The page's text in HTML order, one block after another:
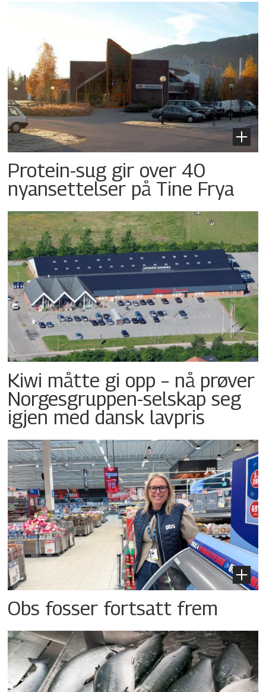
Protein-sug gir over 40
nyansettelser på Tine Frya
Kiwi måtte gi opp – nå prøver
Norgesgruppen-selskap seg
igjen med dansk lavpris
Obs fosser fortsatt frem